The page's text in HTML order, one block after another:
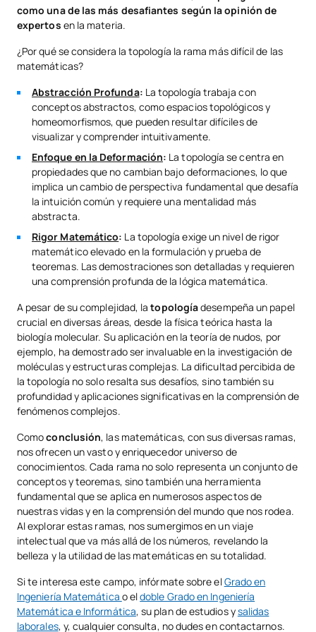
como una de las más desafiantes según la opinión de
expertos en la materia.
¿Por qué se considera la topología la rama más difícil de las
matemáticas?
Abstracción Profunda: La topología trabaja con
conceptos abstractos, como espacios topológicos y
homeomorfismos, que pueden resultar difíciles de
visualizar y comprender intuitivamente.
Enfoque en la Deformación: La topología se centra en
propiedades que no cambian bajo deformaciones, lo que
implica un cambio de perspectiva fundamental que desafía
la intuición común y requiere una mentalidad más
abstracta.
Rigor Matemático: La topología exige un nivel de rigor
matemático elevado en la formulación y prueba de
teoremas. Las demostraciones son detalladas y requieren
una comprensión profunda de la lógica matemática.
A pesar de su complejidad, latopologíadesempeña un papel
crucial en diversas áreas, desde la física teórica hasta la
biología molecular. Su aplicación en la teoría de nudos, por
ejemplo, ha demostrado ser invaluable en la investigación de
moléculas y estructuras complejas. La dificultad percibida de
la topología no solo resalta sus desafíos, sino también su
profundidad y aplicaciones significativas en la comprensión de
fenómenos complejos.
Comoconclusión, las matemáticas, con sus diversas ramas,
nos ofrecen un vasto y enriquecedor universo de
conocimientos. Cada rama no solo representa un conjunto de
conceptos y teoremas, sino también una herramienta
fundamental que se aplica en numerosos aspectos de
nuestras vidas y en la comprensión del mundo que nos rodea.
Al explorar estas ramas, nos sumergimos en un viaje
intelectual que va más allá de los números, revelando la
belleza y la utilidad de las matemáticas en su totalidad.
Si te interesa este campo, infórmate sobre elGrado en
Ingeniería Matemática o eldoble Grado en Ingeniería
Matemática e Informática, su plan de estudios ysalidas
laborales, y, cualquier consulta, no dudes en contactarnos.